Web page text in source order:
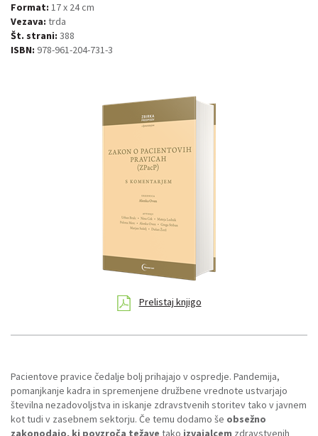
Format: 17 x 24 cm
Vezava: trda
Št. strani: 388
ISBN: 978-961-204-731-3
Prelistaj knjigo
Pacientove pravice čedalje bolj prihajajo v ospredje. Pandemija,
pomanjkanje kadra in spremenjene družbene vrednote ustvarjajo
številna nezadovoljstva in iskanje zdravstvenih storitev tako v javnem
kot tudi v zasebnem sektorju. Če temu dodamo še obsežno
zakonodajo, ki povzroča težave tako izvajalcem zdravstvenih